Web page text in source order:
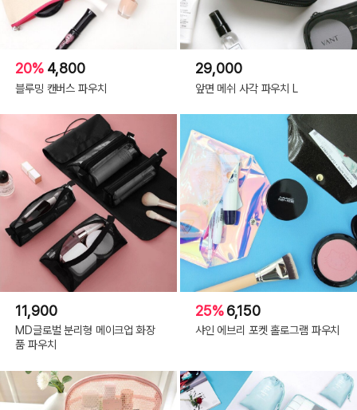
20% 4,800
블루밍 캔버스 파우치
29,000
앞면 메쉬 사각 파우치 L
11,900
MD글로벌 분리형 메이크업 화장
품 파우치
25%6,150
샤인 에브리 포켓 홀로그램 파우치